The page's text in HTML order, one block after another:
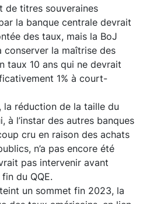
de titres souveraines
la banque centrale devrait
des taux, mais la BoJ
conserver la maîtrise des
taux 10 ans qui ne devrait
1% à court-
réduction de la taille du
à l’instar des autres banques
cru en raison des achats
n’a pas encore été
pas intervenir avant
du QQE.
un sommet fin 2023, la